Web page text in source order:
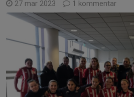
27 mar 2023 1 kommentar